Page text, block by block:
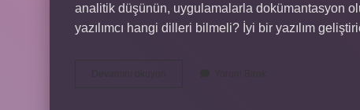
analitik düşünün, uygulamalarla dokümantasyon
yazılımcı hangi dilleri bilmeli? İyi bir yazılım